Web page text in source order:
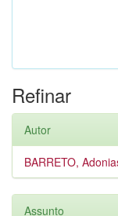
Refinar
Autor
BARRETO,
Assunto